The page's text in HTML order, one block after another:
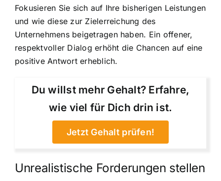
Fokusieren Sie sich auf Ihre bisherigen Leistungen
und wie diese zur Zielerreichung des
Unternehmens beigetragen haben. Ein offener,
respektvoller Dialog erhöht die Chancen auf eine
positive Antwort erheblich.
Du willst mehr Gehalt? Erfahre,
wie viel für Dich drin ist.
Jetzt Gehalt prüfen!
Unrealistische Forderungen stellen